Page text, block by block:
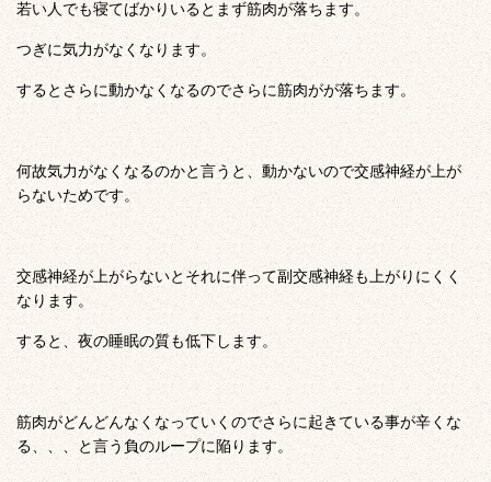
若い人でも寝てばかりいるとまず筋肉が落ちます。
つぎに気力がなくなります。
するとさらに動かなくなるのでさらに筋肉がが落ちます。
何故気力がなくなるのかと言うと、動かないので交感神経が上が
らないためです。
交感神経が上がらないとそれに伴って副交感神経も上がりにくく
なります。
すると、夜の睡眠の質も低下します。
筋肉がどんどんなくなっていくのでさらに起きている事が辛くな
る、、、と言う負のループに陥ります。